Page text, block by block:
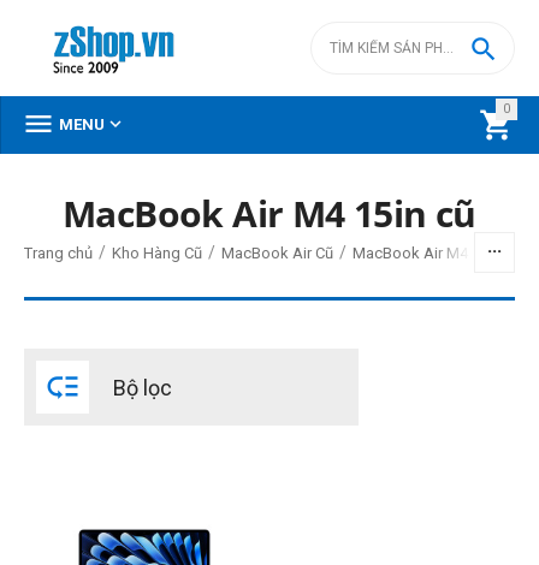
0


 MENU 
MacBook Air M4 15in cũ
Trang chủ / Kho Hàng Cũ / MacBook Air Cũ / MacBook Air M4 cũ /
 Bộ lọc